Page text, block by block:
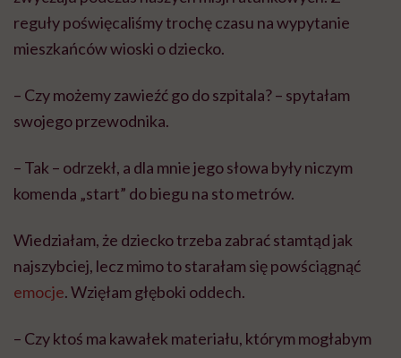
reguły poświęcaliśmy trochę czasu na wypytanie
mieszkańców wioski o dziecko.
– Czy możemy zawieźć go do szpitala? – spytałam
swojego przewodnika.
– Tak – odrzekł, a dla mnie jego słowa były niczym
komenda „start” do biegu na sto metrów.
Wiedziałam, że dziecko trzeba zabrać stamtąd jak
najszybciej, lecz mimo to starałam się powściągnąć
emocje. Wzięłam głęboki oddech.
– Czy ktoś ma kawałek materiału, którym mogłabym